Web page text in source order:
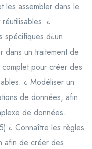
les assembler dans le
¿
spécifiques d¿un
dans un traitement de
pour créer des
¿ Modéliser un
de données, afin
de données.
¿ Connaître les règles
afin de créer des